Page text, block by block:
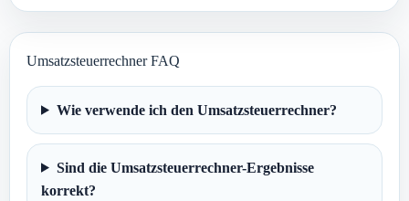
Umsatzsteuerrechner FAQ
Wie verwende ich den Umsatzsteuerrechner?
Sind die Umsatzsteuerrechner-Ergebnisse
korrekt?